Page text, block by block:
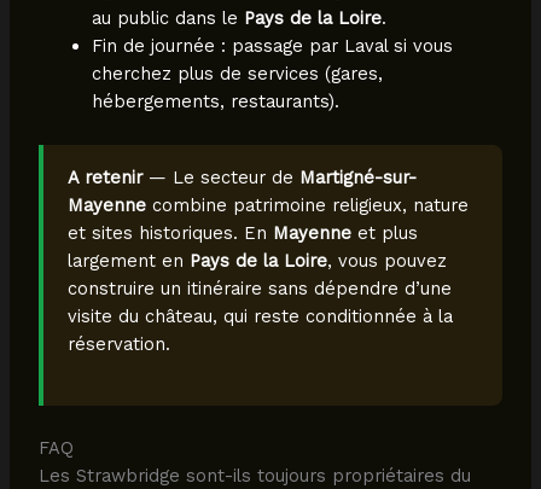
au public dans le Pays de la Loire.
Fin de journée : passage par Laval si vous
cherchez plus de services (gares,
hébergements, restaurants).
A retenir— Le secteur de Martigné-sur-
Mayennecombine patrimoine religieux, nature
et sites historiques. En Mayenneet plus
largement en Pays de la Loire, vous pouvez
construire un itinéraire sans dépendre d’une
visite du château, qui reste conditionnée à la
réservation.
FAQ
Les Strawbridge sont-ils toujours propriétaires du